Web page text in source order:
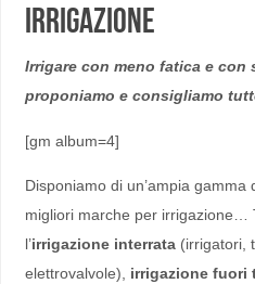
Irrigazione
Irrigare con meno fatica e
proponiamo e consigliamo
[gm album=4]
Disponiamo di un’ampia
migliori marche per irrigazione…
l’irrigazione interrata(irrigatori,
elettrovalvole), irrigazione fuori